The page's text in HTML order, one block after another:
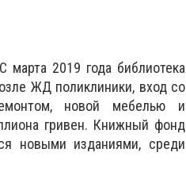
2019 года библиотека
ЖД поликлиники, вход со
новой мебелью и
гривен. Книжный фонд
новыми изданиями, среди